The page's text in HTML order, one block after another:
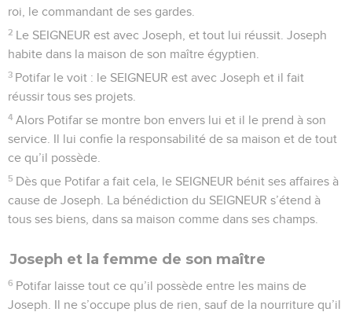
roi, le commandant de ses gardes.
2 Le SEIGNEUR est avec Joseph, et tout lui réussit. Joseph
habite dans la maison de son maître égyptien.
3 Potifar le voit : le SEIGNEUR est avec Joseph et il fait
réussir tous ses projets.
4 Alors Potifar se montre bon envers lui et il le prend à son
service. Il lui confie la responsabilité de sa maison et de tout
ce qu’il possède.
5 Dès que Potifar a fait cela, le SEIGNEUR bénit ses affaires à
cause de Joseph. La bénédiction du SEIGNEUR s’étend à
tous ses biens, dans sa maison comme dans ses champs.
Joseph et la femme de son maître
6 Potifar laisse tout ce qu’il possède entre les mains de
Joseph. Il ne s’occupe plus de rien, sauf de la nourriture qu’il